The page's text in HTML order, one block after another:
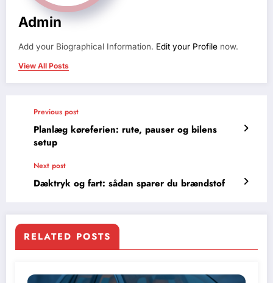
Admin
Add your Biographical Information. Edit your Profile now.
View All Posts
Previous post
Planlæg køreferien: rute, pauser og bilens
setup
Next post
Dæktryk og fart: sådan sparer du brændstof
RELATED POSTS